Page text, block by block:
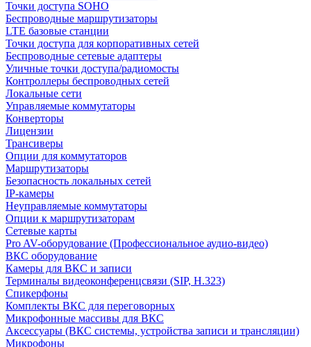
Точки доступа SOHO
Беспроводные маршрутизаторы
LTE базовые станции
Точки доступа для корпоративных сетей
Беспроводные сетевые адаптеры
Уличные точки доступа/радиомосты
Контроллеры беспроводных сетей
Локальные сети
Управляемые коммутаторы
Конверторы
Лицензии
Трансиверы
Опции для коммутаторов
Маршрутизаторы
Безопасность локальных сетей
IP-камеры
Неуправляемые коммутаторы
Опции к маршрутизаторам
Сетевые карты
Pro AV-оборудование (Профессиональное аудио-видео)
ВКС оборудование
Камеры для ВКС и записи
Терминалы видеоконференцсвязи (SIP, H.323)
Спикерфоны
Комплекты ВКС для переговорных
Микрофонные массивы для ВКС
Аксессуары (ВКС системы, устройства записи и трансляции)
Микрофоны